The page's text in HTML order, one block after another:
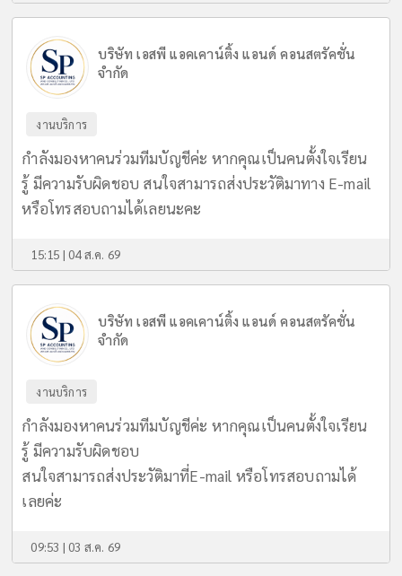
บริษัท เอสพี แอคเคาน์ติ้ง แอนด์ คอนสตรัคชั่น
จำกัด
งานบริการ
กำลังมองหาคนร่วมทีมบัญชีค่ะ หากคุณเป็นคนตั้งใจเรียน
รู้ มีความรับผิดชอบ สนใจสามารถส่งประวัติมาทาง E-mail
หรือโทรสอบถามได้เลยนะคะ
15:15 | 04 ส.ค. 69
บริษัท เอสพี แอคเคาน์ติ้ง แอนด์ คอนสตรัคชั่น
จำกัด
งานบริการ
กำลังมองหาคนร่วมทีมบัญชีค่ะ หากคุณเป็นคนตั้งใจเรียน
รู้ มีความรับผิดชอบ
สนใจสามารถส่งประวัติมาที่E-mail หรือโทรสอบถามได้
เลยค่ะ
09:53 | 03 ส.ค. 69